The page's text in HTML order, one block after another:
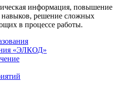
информация, повышение
решение сложных
в процессе работы.
«ЭЛКОД»